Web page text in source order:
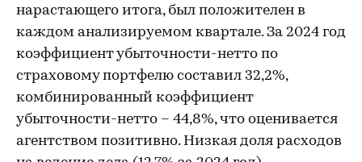
нарастающего итога, был положителен в
каждом анализируемом квартале. За 2024 год
коэффициент убыточности-нетто по
страховому портфелю составил 32,2%,
комбинированный коэффициент
убыточности-нетто – 44,8%, что оценивается
агентством позитивно. Низкая доля расходов